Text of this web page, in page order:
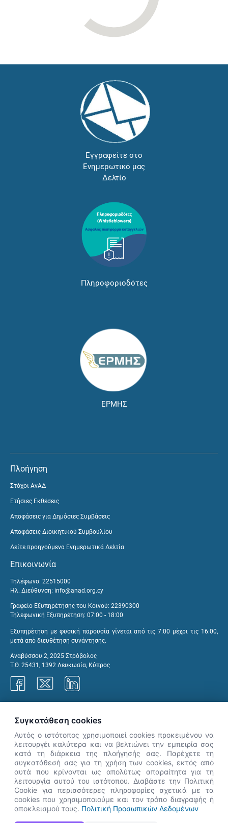
Εγγραφείτε στο
Ενημερωτικό μας
Δελτίο
Πληροφοριοδότες
ΕΡΜΗΣ
Πλοήγηση
Στόχοι ΑνΑΔ
Ετήσιες Εκθέσεις
Αποφάσεις για Δημόσιες Συμβάσεις
Αποφάσεις Διοικητικού Συμβουλίου
Δείτε προηγούμενα Ενημερωτικά Δελτία
Επικοινωνία
Τηλέφωνο: 22515000
Ηλ. Διεύθυνση: info@anad.org.cy
Γραφείο Εξυπηρέτησης του Κοινού: 22390300
Τηλεφωνική Εξυπηρέτηση: 07:00 - 18:00
Εξυπηρέτηση με φυσική παρουσία γίνεται από τις 7:00 μέχρι τις 16:00,
μετά από διευθέτηση συνάντησης.
Αναβύσσου 2, 2025 Στρόβολος
Τ.Θ. 25431, 1392 Λευκωσία, Κύπρος
👋 Καλώς ήρθες! Είμαι η Νόησις.
Πες μου πώς μπορώ να σε βοηθήσω
σήμερα.
Συγκατάθεση cookies
Αυτός ο ιστότοπος χρησιμοποιεί cookies προκειμένου να
λειτουργέι καλύτερα και να βελτιώνει την εμπειρία σας
κατά τη διάρκεια της πλοήγησής σας. Παρέχετε τη
συγκατάθεσή σας για τη χρήση των cookies, εκτός από
αυτά που κρίνονται ως απολύτως απαραίτητα για τη
λειτουργία αυτού του ιστότοπου. Διαβάστε την Πολιτική
Cookie για περισσότερες πληροφορίες σχετικά με τα
cookies που χρησιμοποιούμε και τον τρόπο διαγραφής ή
αποκλεισμού τους. Πολιτική Προσωπικών Δεδομένων